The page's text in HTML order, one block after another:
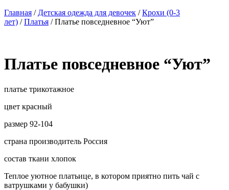
Главная / Детская одежда для девочек /Крохи (0-3
лет) /Платья / Платье повседневное “Уют”
Платье повседневное “Уют”
платье трикотажное
цвет красный
размер 92-104
страна производитель Россия
состав ткани хлопок
Теплое уютное платьице, в котором приятно пить чай с
ватрушками у бабушки)